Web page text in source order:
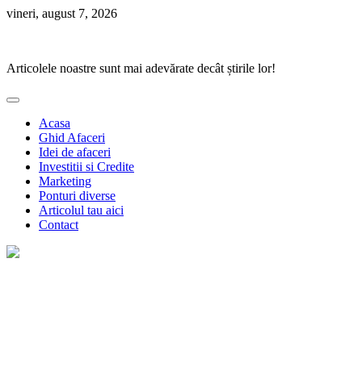
Skip
vineri, august 7, 2026
Articolele noastre sunt mai adevărate decât știrile lor!
Acasa
Ghid Afaceri
Idei de afaceri
Investitii si Credite
Marketing
Ponturi diverse
Articolul tau aici
Contact